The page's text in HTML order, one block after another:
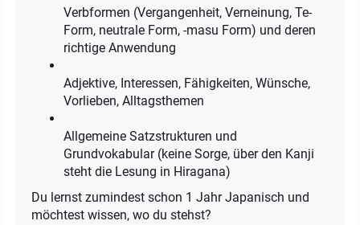
Verbformen (Vergangenheit, Verneinung, Te-
Form, neutrale Form, -masu Form) und deren
richtige Anwendung
Adjektive, Interessen, Fähigkeiten, Wünsche,
Vorlieben, Alltagsthemen
Allgemeine Satzstrukturen und
Grundvokabular (keine Sorge, über den Kanji
steht die Lesung in Hiragana)
Du lernst zumindest schon 1 Jahr Japanisch und
möchtest wissen, wo du stehst?